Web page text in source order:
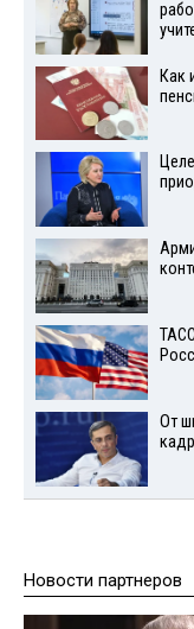
Как
От
Новости партнеров